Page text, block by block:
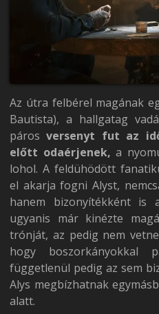
Az útra felbérel magának
Bautista), a hallgatag
párosversenyt fut az
előtt odaérjenek, a
lohol. A feldühödött
el akarja fogni Alyst,
hanem bizonyítékként is
ugyanis már kinézte
trónját, az pedig nem
hogy
függetlenül pedig az sem
Alys megbízhatnak
alatt.